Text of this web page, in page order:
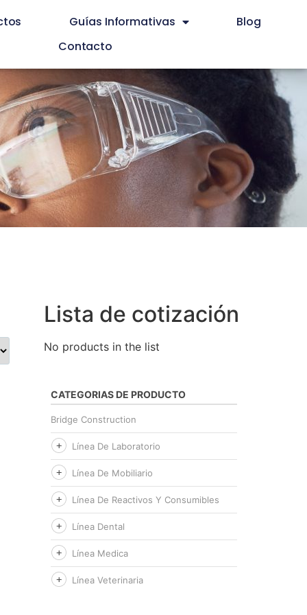
Guías Informativas
Blog
Contacto
Lista de cotización
No products in the list
CATEGORIAS DE PRODUCTO
Bridge Construction
Línea De Laboratorio
Línea De Mobiliario
Línea De Reactivos Y Consumibles
Línea Dental
Línea Medica
Línea Veterinaria